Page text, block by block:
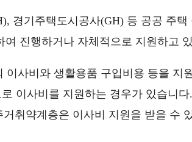
경기주택도시공사(GH) 등 공공 주
진행하거나 자체적으로 지원하고
이사비와 생활용품 구입비용 등을 지
이사비를 지원하는 경우가 있습니
취약계층은 이사비 지원을 받을 수